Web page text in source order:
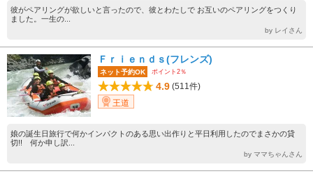
彼がペアリングが欲しいと言ったので、彼とわたしで お互いのペアリングをつくり
ました。一生の...
by レイさん
Ｆｒｉｅｎｄｓ(フレンズ)
ネット予約OK ポイント2％
4.9 (511件)
王道
娘の誕生日旅行で何かインパクトのある思い出作りと平日利用したのでまさかの貸
切!! 何か申し訳...
by ママちゃんさん